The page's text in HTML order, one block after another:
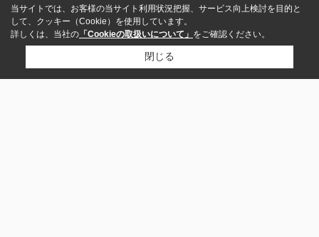
当サイトでは、お客様の当サイト利用状況把握、サービス向上検討を目的と
して、クッキー（Cookie）を使用しています。
詳しくは、当社の 「Cookieの取扱いについて」 をご確認ください。
閉じる